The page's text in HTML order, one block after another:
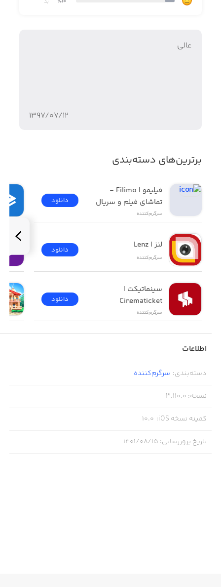
عالى
۱۳۹۷/۰۷/۱۲
برترین‌های دسته‌بندی
تماشای فیلم و سریال
سرگرم‌کننده
دانلود
لنز | Lenz
سرگرم‌کننده
دانلود
Cinematicket
سرگرم‌کننده
دانلود
اطلاعات
دسته‌بندی: سرگرم‌کننده
نسخه:
3.110.0
کمینه نسخه iOS :
10.0
تاریخ بروزرسانی: ۱۴۰۱/۰۸/۱۵